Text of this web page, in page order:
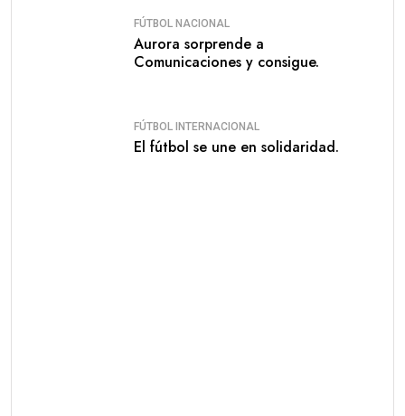
FÚTBOL NACIONAL
Aurora sorprende a
Comunicaciones y consigue.
FÚTBOL INTERNACIONAL
El fútbol se une en solidaridad.